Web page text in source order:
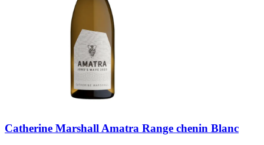
Catherine Marshall Amatra Range chenin Blanc